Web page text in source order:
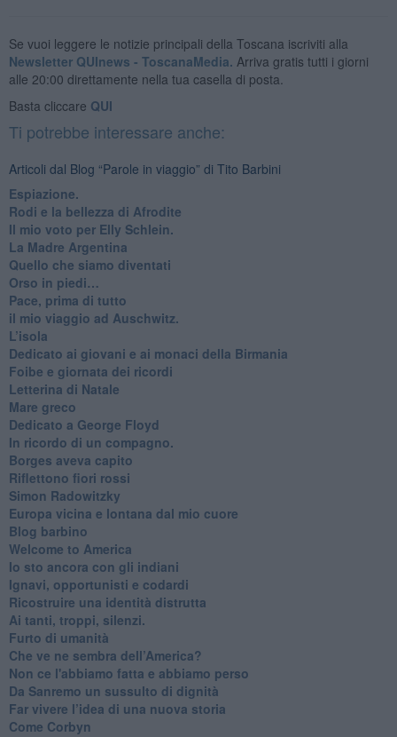
Se vuoi leggere le notizie principali della Toscana iscriviti alla
Newsletter QUInews - ToscanaMedia. Arriva gratis tutti i giorni
alle 20:00 direttamente nella tua casella di posta.
Basta cliccare QUI
Ti potrebbe interessare anche:
Articoli dal Blog “Parole in viaggio” di Tito Barbini
Espiazione.
Rodi e la bellezza di Afrodite
​Il mio voto per Elly Schlein.
​La Madre Argentina
Quello che siamo diventati
Orso in piedi…
​Pace, prima di tutto
​il mio viaggio ad Auschwitz.
​L’isola
Dedicato ai giovani e ai monaci della Birmania
​Foibe e giornata dei ricordi
Letterina di Natale
Mare greco
​Dedicato a George Floyd
​In ricordo di un compagno.
Borges aveva capito
Riflettono fiori rossi
Simon Radowitzky
Europa vicina e lontana dal mio cuore
Blog barbino
Welcome to America
​Io sto ancora con gli indiani
​Ignavi, opportunisti e codardi
Ricostruire una identità distrutta
Ai tanti, troppi, silenzi.
​Furto di umanità
​Che ve ne sembra dell’America?
Non ce l'abbiamo fatta e abbiamo perso
​Da Sanremo un sussulto di dignità
Far vivere l’idea di una nuova storia
Come Corbyn